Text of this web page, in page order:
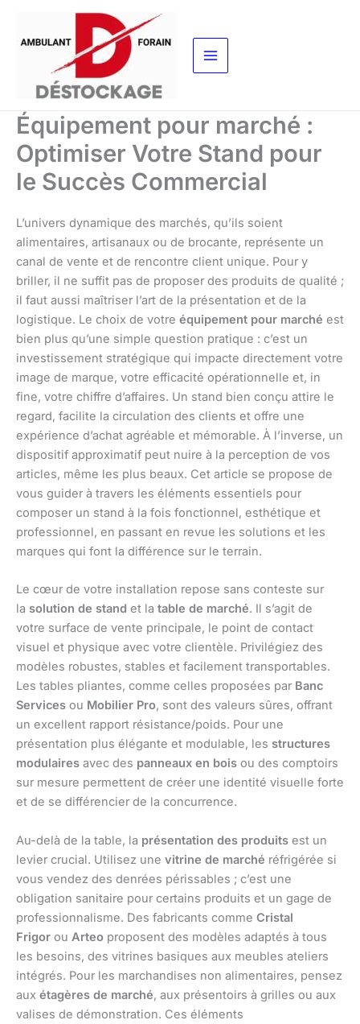
contenu
Équipement pour marché :
Optimiser Votre Stand pour
le Succès Commercial
L’univers dynamique des marchés, qu’ils soient
alimentaires, artisanaux ou de brocante, représente un
canal de vente et de rencontre client unique. Pour y
briller, il ne suffit pas de proposer des produits de qualité ;
il faut aussi maîtriser l’art de la présentation et de la
logistique. Le choix de votre équipement pour marché est
bien plus qu’une simple question pratique : c’est un
investissement stratégique qui impacte directement votre
image de marque, votre efficacité opérationnelle et, in
fine, votre chiffre d’affaires. Un stand bien conçu attire le
regard, facilite la circulation des clients et offre une
expérience d’achat agréable et mémorable. À l’inverse, un
dispositif approximatif peut nuire à la perception de vos
articles, même les plus beaux. Cet article se propose de
vous guider à travers les éléments essentiels pour
composer un stand à la fois fonctionnel, esthétique et
professionnel, en passant en revue les solutions et les
marques qui font la différence sur le terrain.
Le cœur de votre installation repose sans conteste sur
la solution de stand et la table de marché. Il s’agit de
votre surface de vente principale, le point de contact
visuel et physique avec votre clientèle. Privilégiez des
modèles robustes, stables et facilement transportables.
Les tables pliantes, comme celles proposées par Banc
Services ou Mobilier Pro, sont des valeurs sûres, offrant
un excellent rapport résistance/poids. Pour une
présentation plus élégante et modulable, les structures
modulaires avec des panneaux en bois ou des comptoirs
sur mesure permettent de créer une identité visuelle forte
et de se différencier de la concurrence.
Au-delà de la table, la présentation des produits est un
levier crucial. Utilisez une vitrine de marché réfrigérée si
vous vendez des denrées périssables ; c’est une
obligation sanitaire pour certains produits et un gage de
professionnalisme. Des fabricants comme Cristal
Frigor ou Arteo proposent des modèles adaptés à tous
les besoins, des vitrines basiques aux meubles ateliers
intégrés. Pour les marchandises non alimentaires, pensez
aux étagères de marché, aux présentoirs à grilles ou aux
valises de démonstration. Ces éléments